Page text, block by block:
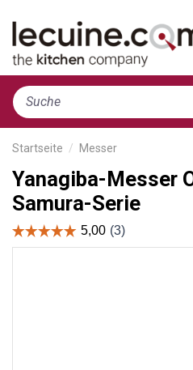
Startseite Messer
Yanagiba-Messer
Samura-Serie